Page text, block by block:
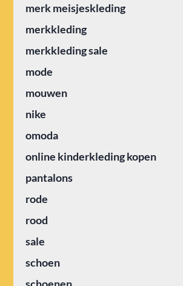
merk meisjeskleding
merkkleding
merkkleding sale
mode
mouwen
nike
omoda
online kinderkleding kopen
pantalons
rode
rood
sale
schoen